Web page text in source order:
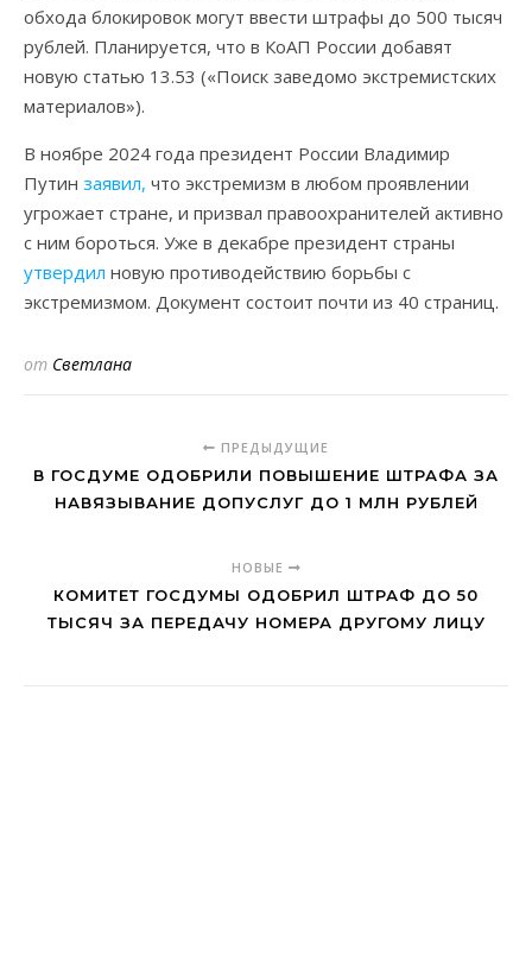
обхода блокировок могут ввести штрафы до 500 тысяч
рублей. Планируется, что в КоАП России добавят
новую статью 13.53 («Поиск заведомо экстремистских
материалов»).
В ноябре 2024 года президент России Владимир
Путин заявил, что экстремизм в любом проявлении
угрожает стране, и призвал правоохранителей активно
с ним бороться. Уже в декабре президент страны
утвердил новую противодействию борьбы с
экстремизмом. Документ состоит почти из 40 страниц.
от Светлана
ПРЕДЫДУЩИЕ
В ГОСДУМЕ ОДОБРИЛИ ПОВЫШЕНИЕ ШТРАФА ЗА
НАВЯЗЫВАНИЕ ДОПУСЛУГ ДО 1 МЛН РУБЛЕЙ
НОВЫЕ
КОМИТЕТ ГОСДУМЫ ОДОБРИЛ ШТРАФ ДО 50
ТЫСЯЧ ЗА ПЕРЕДАЧУ НОМЕРА ДРУГОМУ ЛИЦУ